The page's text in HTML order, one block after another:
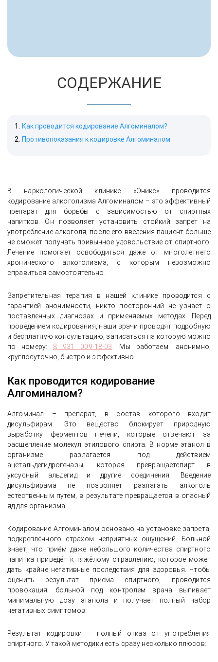
СОДЕРЖАНИЕ
Как проводится кодирование Алгоминалом?
Противопоказания к кодировке Алгоминалом
В наркологической клинике «Оникс» проводится
кодирование алкоголизма Алгоминалом – это эффективный
препарат для борьбы с зависимостью от спиртных
напитков. Он позволяет установить стойкий запрет на
употребление алкоголя, после его введения пациент больше
не сможет получать привычное удовольствие от спиртного.
Лечение помогает освободиться даже от многолетнего
хронического алкоголизма, с которым невозможно
справиться самостоятельно.
Запретительная терапия в нашей клинике проводится с
гарантией анонимности, никто посторонний не узнает о
поставленных диагнозах и применяемых методах. Перед
проведением кодирования, наши врачи проводят подробную
и бесплатную консультацию, записаться на которую можно
по номеру: 8 931 009-18-03 . Мы работаем: анонимно,
круглосуточно, быстро и эффективно.
Как проводится кодирование
Алгоминалом?
Алгоминал – препарат, в состав которого входит
дисульфирам. Это вещество блокирует природную
выработку ферментов печени, которые отвечают за
расщепление молекул этилового спирта. В норме этанол в
организме разлагается под действием
ацетальдегидрогеназы, которая превращаетспирт в
уксусный альдегид и другие соединения. Введение
дисульфирама не позволяет разлагать алкоголь
естественным путём, в результате превращается в опасный
яд для организма.
Кодирование Алгоминалом основано на установке запрета,
подкреплённого страхом неприятных ощущений. Больной
знает, что приём даже небольшого количества спиртного
напитка приведёт к тяжёлому отравлению, которое может
дать крайне негативные последствия для здоровья. Чтобы
оценить результат приёма спиртного, проводится
провокация: больной под контролем врача выпивает
минимальную дозу этанола и получает полный набор
негативных симптомов.
Результат кодировки – полный отказ от употребления
спиртного. У такой методики есть сразу несколько плюсов: